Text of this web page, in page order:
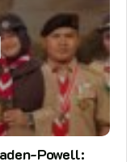
Powell: